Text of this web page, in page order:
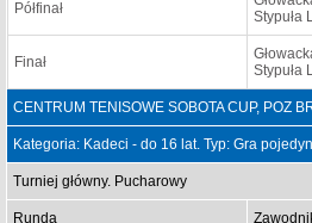
Półfinał
Stypuła
Finał
Stypuła
CENTRUM TENISOWE SOBOTA CUP, POZ
Kategoria: Kadeci - do 16 lat. Typ: Gra
Turniej główny. Pucharowy
Runda